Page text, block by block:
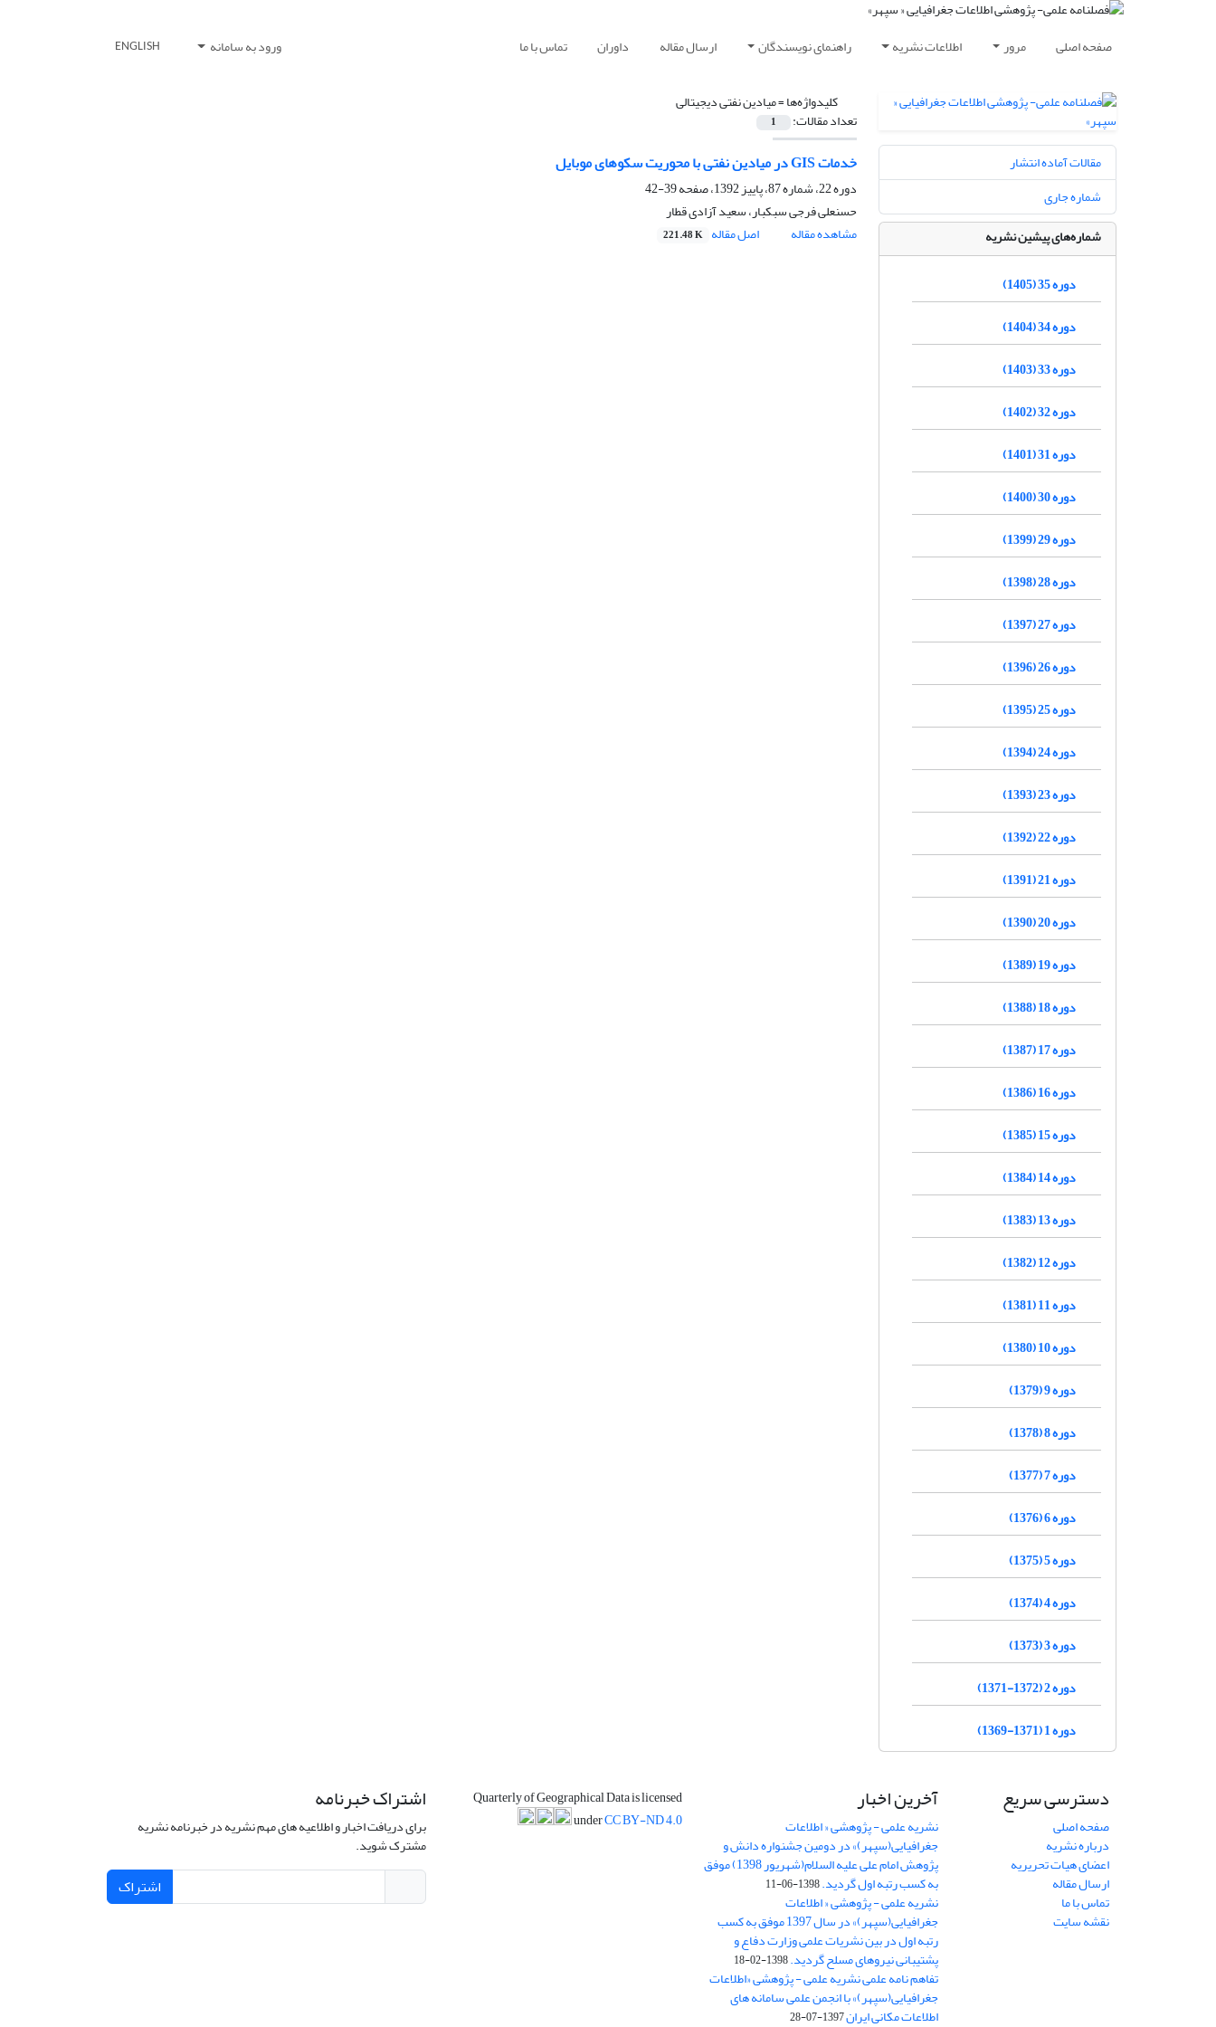
صفحه اصلی مرور اطلاعات نشریه راهنمای نویسندگان ارسال مقاله داوران تماس با ما ورود به سامانه ENGLISH
کلیدواژه‌ها =میادین نفتی دیجیتالی
تعداد مقالات: 1
خدمات GIS در میادین نفتی با محوریت سکوهای موبایل
دوره 22، شماره 87، پاییز 1392، صفحه
39-42
حسنعلی فرجی سبکبار، سعید آزادی قطار
مشاهده مقاله
اصل مقاله 221.48 K
مقالات آماده انتشار
شماره جاری
شماره‌های پیشین نشریه
دوره 35 (1405)
دوره 34 (1404)
دوره 33 (1403)
دوره 32 (1402)
دوره 31 (1401)
دوره 30 (1400)
دوره 29 (1399)
دوره 28 (1398)
دوره 27 (1397)
دوره 26 (1396)
دوره 25 (1395)
دوره 24 (1394)
دوره 23 (1393)
دوره 22 (1392)
دوره 21 (1391)
دوره 20 (1390)
دوره 19 (1389)
دوره 18 (1388)
دوره 17 (1387)
دوره 16 (1386)
دوره 15 (1385)
دوره 14 (1384)
دوره 13 (1383)
دوره 12 (1382)
دوره 11 (1381)
دوره 10 (1380)
دوره 9 (1379)
دوره 8 (1378)
دوره 7 (1377)
دوره 6 (1376)
دوره 5 (1375)
دوره 4 (1374)
دوره 3 (1373)
دوره 2 (1372-1371)
دوره 1 (1371-1369)
دسترسی سریع
صفحه اصلی
درباره نشریه
اعضای هیات تحریریه
ارسال مقاله
تماس با ما
نقشه سایت
آخرین اخبار
نشریه علمی - پژوهشی « اطلاعات
جغرافیایی(سپهر)» در دومین جشنواره دانش و
پژوهش امام علی علیه السلام(شهریور 1398) موفق
به کسب رتبه اول گردید.1398-06-11
نشریه علمی - پژوهشی « اطلاعات
جغرافیایی(سپهر)» در سال 1397 موفق به کسب
رتبه اول در بین نشریات علمی وزارت دفاع و
پشتیبانی نیروهای مسلح گردید.1398-02-18
تفاهم نامه علمی نشریه علمی - پژوهشی «اطلاعات
جغرافیایی(سپهر)» با انجمن علمی سامانه های
اطلاعات مکانی ایران1397-07-28
Quarterly of Geographical Data is licensed
underCC BY-ND 4.0
اشتراک خبرنامه
برای دریافت اخبار و اطلاعیه های مهم نشریه در خبرنامه نشریه
مشترک شوید.
اشتراک